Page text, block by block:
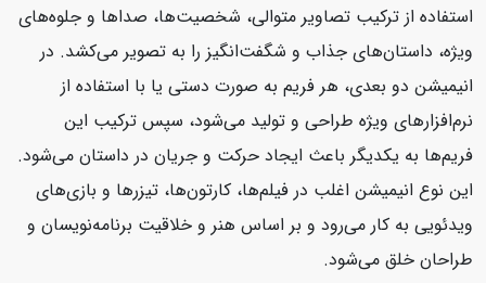
استفاده از ترکیب تصاویر متوالی، شخصیت‌ها، صداها و جلوه‌های
ویژه، داستان‌های جذاب و شگفت‌انگیز را به تصویر می‌کشد. در
انیمیشن دو بعدی، هر فریم به صورت دستی یا با استفاده از
نرم‌افزارهای ویژه طراحی و تولید می‌شود، سپس ترکیب این
فریم‌ها به یکدیگر باعث ایجاد حرکت و جریان در داستان می‌شود.
این نوع انیمیشن اغلب در فیلم‌ها، کارتون‌ها، تیزرها و بازی‌های
ویدئویی به کار می‌رود و بر اساس هنر و خلاقیت برنامه‌نویسان و
طراحان خلق می‌شود.